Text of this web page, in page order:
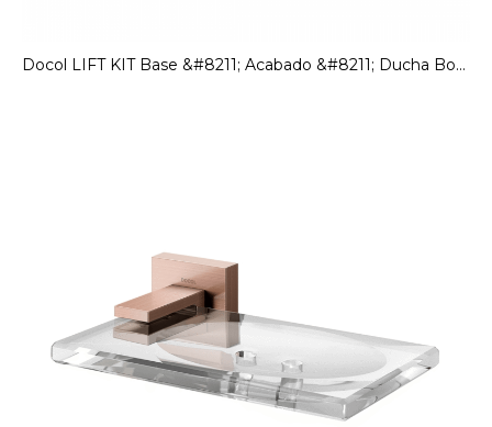
Docol LIFT KIT Base &#8211; Acabado &#8211; Ducha Bonnaducha 01014906